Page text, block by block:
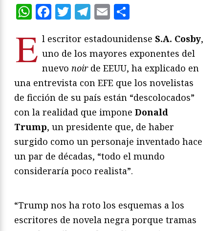
WhatsApp
Facebook
Twitter
Telegram
Email
E l escritor estadounidense S.A. Cosby,
uno de los mayores exponentes del
nuevo noirde EEUU, ha explicado en
una entrevista con EFE que los novelistas
de ficción de su país están “descolocados”
con la realidad que impone Donald
Trump, un presidente que, de haber
surgido como un personaje inventado hace
un par de décadas, “todo el mundo
consideraría poco realista”.
“Trump nos ha roto los esquemas a los
escritores de novela negra porque tramas